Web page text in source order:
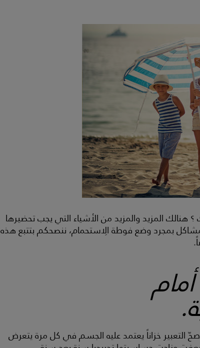
المزيد والمزيد من الأشياء التي يجب تحضيرها
بمجرد وضع فوطة الِاستحمام، ننصحكم بتتبع هذه
خزاناً يعتمد عليه الجسم في كل مرة يتعرض